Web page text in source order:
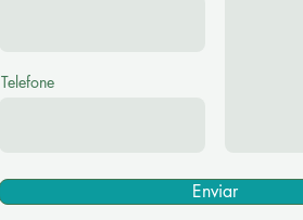
Telefone
Enviar